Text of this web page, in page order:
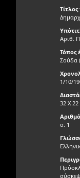
Αριθ.
Τόπος
Σούδα
1/10/
32 Χ 22
σ. 1